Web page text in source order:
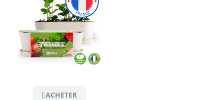
Aperçu
ACHETER